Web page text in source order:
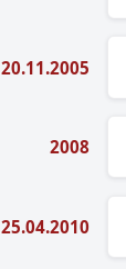
20.11.2005
2008
25.04.2010